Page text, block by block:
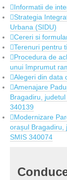
Informatii de
Strategia
Urbana (SIDU)
Cereri si
Terenuri pentru
Procedura de
unui împrumut
Alegeri din data
Amenajare
Bragadiru,
340139
Modernizare
orașul Bragadiru,
SMIS 340074